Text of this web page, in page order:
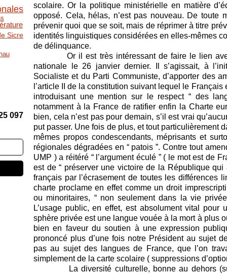
Sicre
097
scolaire. Or la politique ministérielle en matière
opposé. Cela, hélas, n’est pas nouveau. De toute
prévenir quoi que se soit, mais de réprimer à titre
identités linguistiques considérées en elles-mêmes
de délinquance.
Or il est très intéressant de faire le lien avec
nationale le 26 janvier dernier. Il s’agissait, à
Socialiste et du Parti Communiste, d’apporter des
l’article II de la constitution suivant lequel le
introduisant une mention sur le respect “ des
notamment à la France de ratifier enfin la Charte
bien, cela n’est pas pour demain, s’il est vrai
put passer. Une fois de plus, et tout particulièrement
mêmes propos condescendants, méprisants et
régionales dégradées en “ patois ”. Contre tout
UMP ) a réitéré “ l’argument éculé ” ( le mot est de
est de “ préserver une victoire de la République
français par l’écrasement de toutes les différences
charte proclame en effet comme un droit
ou minoritaires, “ non seulement dans la vie
L’usage public, en effet, est absolument vital
sphère privée est une langue vouée à la mort à plus
bien en faveur du soutien à une expression
prononcé plus d’une fois notre Président au sujet
pas au sujet des langues de France, que l’on
simplement de la carte scolaire ( suppressions
La diversité culturelle, bonne au dehors